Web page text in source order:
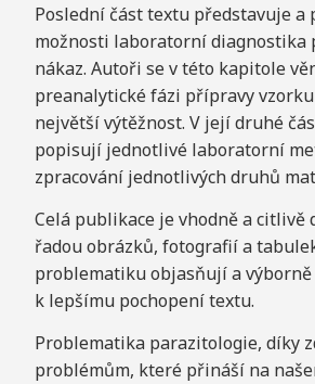
Poslední část textu představuje a
možnosti laboratorní diagnostika
nákaz. Autoři se v této kapitole
preanalytické fázi přípravy
největší výtěžnost. V její druhé
popisují jednotlivé laboratorní
zpracování jednotlivých druhů
Celá publikace je vhodně a citlivě
řadou obrázků, fotografií a
problematiku objasňují a
k lepšímu pochopení textu.
Problematika parazitologie, díky
problémům, které přináší na